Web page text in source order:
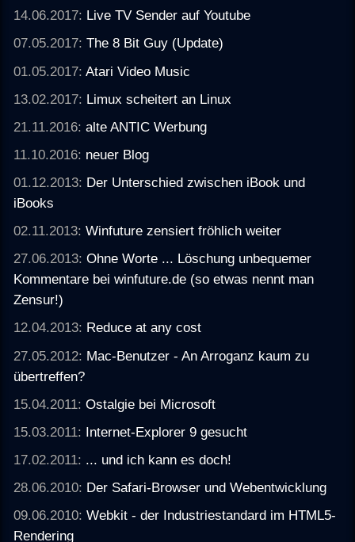
14.06.2017: Live TV Sender auf Youtube
07.05.2017:The 8 Bit Guy (Update)
01.05.2017:Atari Video Music
13.02.2017: Limux scheitert an Linux
21.11.2016:alte ANTIC Werbung
11.10.2016: neuer Blog
01.12.2013: Der Unterschied zwischen iBook und
iBooks
02.11.2013:Winfuture zensiert fröhlich weiter
27.06.2013:Ohne Worte ... Löschung unbequemer
Kommentare bei winfuture.de (so etwas nennt man
Zensur!)
12.04.2013: Reduce at any cost
27.05.2012: Mac-Benutzer - An Arroganz kaum zu
übertreffen?
15.04.2011:Ostalgie bei Microsoft
15.03.2011: Internet-Explorer 9 gesucht
17.02.2011: ... und ich kann es doch!
28.06.2010: Der Safari-Browser und Webentwicklung
09.06.2010:Webkit - der Industriestandard im HTML5-
Rendering